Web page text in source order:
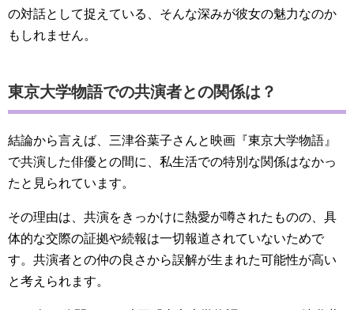
の対話として捉えている、そんな深みが彼女の魅力なのか
もしれません。
東京大学物語での共演者との関係は？
結論から言えば、三津谷葉子さんと映画『東京大学物語』
で共演した俳優との間に、私生活での特別な関係はなかっ
たと見られています。
その理由は、共演をきっかけに熱愛が噂されたものの、具
体的な交際の証拠や続報は一切報道されていないためで
す。共演者との仲の良さから誤解が生まれた可能性が高い
と考えられます。